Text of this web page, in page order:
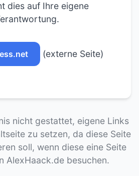
dies auf Ihre eigene
(externe Seite)
nicht gestattet, eigene Links
zu setzen, da diese Seite
soll, wenn diese eine Seite
AlexHaack.de besuchen.